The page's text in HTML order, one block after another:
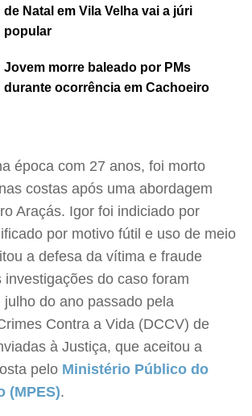
de Natal em Vila Velha vai a júri
popular
Jovem morre baleado por PMs
durante ocorrência em Cachoeiro
época com 27 anos, foi morto
costas após uma abordagem
Araçás. Igor foi indiciado por
por motivo fútil e uso de meio
a defesa da vítima e fraude
investigações do caso foram
do ano passado pela
Contra a Vida (DCCV) de
à Justiça, que aceitou a
pelo Ministério Público do
(MPES).